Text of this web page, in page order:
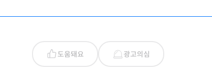
도움돼요 광고의심